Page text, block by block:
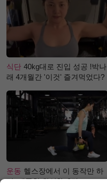
식단 40kg대로 진입 성공 !박나
래 4개월간 '이것' 즐겨먹었다?
운동 헬스장에서 이 동작만 하
면, 애플힙 완성?! -2탄-